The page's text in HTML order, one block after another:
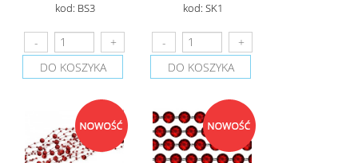
kod: BS3
DO KOSZYKA
kod: SK1
DO KOSZYKA